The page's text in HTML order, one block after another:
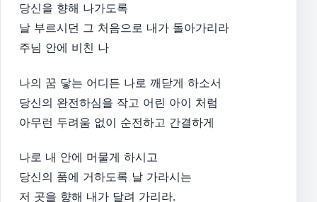
당신을 향해 나가도록
날 부르시던 그 처음으로 내가 돌아가리라
주님 안에 비친 나
나의 꿈 닿는 어디든 나로 깨닫게 하소서
당신의 완전하심을 작고 어린 아이 처럼
아무런 두려움 없이 순전하고 간결하게
나로 내 안에 머물게 하시고
당신의 품에 거하도록 날 가라시는
저 곳을 향해 내가 달려 가리라.